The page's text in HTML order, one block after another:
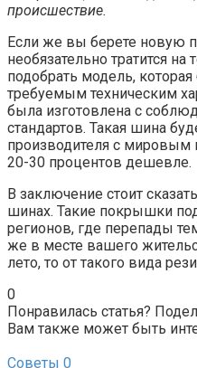
происшествие.
Если же вы берете новую
необязательно тратится
подобрать модель, которая
требуемым техническим
была изготовлена с
стандартов. Такая шина
производителя с мировым
20-30 процентов дешевле.
В заключение стоит
шинах. Такие покрышки
регионов, где перепады
же в месте вашего
лето, то от такого вида
0
Понравилась статья?
Вам также может быть
Советы 0